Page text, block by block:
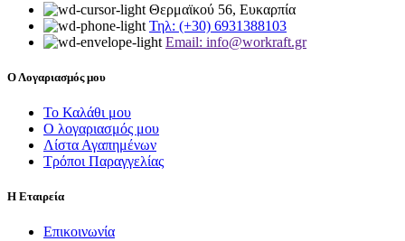
Θερμαϊκού 56, Ευκαρπία
Τηλ: (+30) 6931388103
Email: info@workraft.gr
Ο Λογαριασμός μου
Το Καλάθι μου
Ο λογαριασμός μου
Λίστα Αγαπημένων
Τρόποι Παραγγελίας
Η Εταιρεία
Επικοινωνία